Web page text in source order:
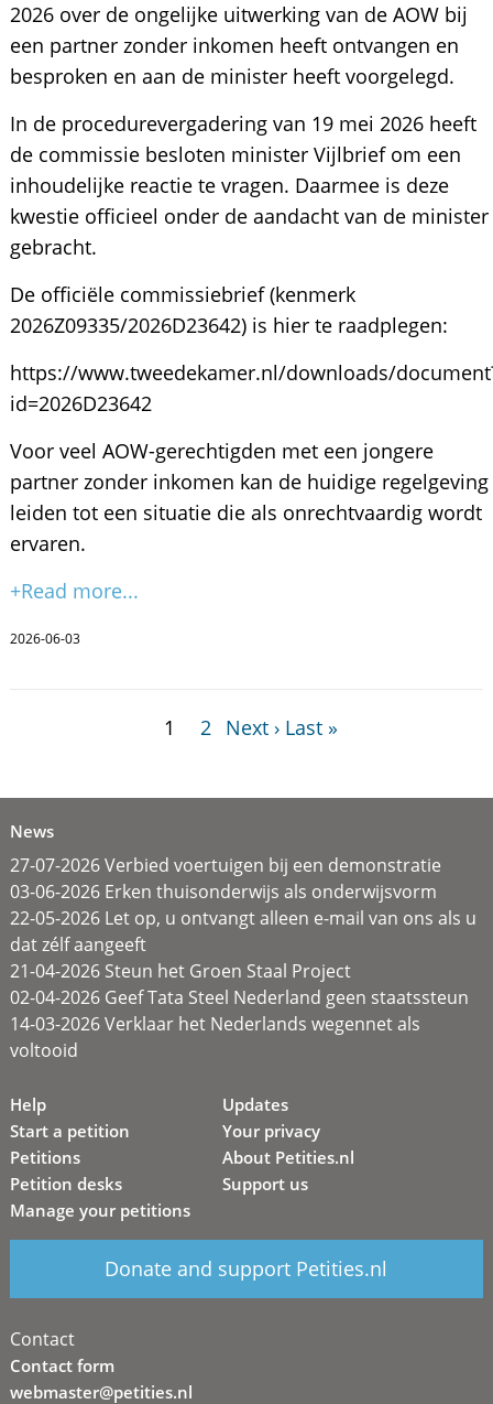
2026 over de ongelijke uitwerking van de AOW bij
een partner zonder inkomen heeft ontvangen en
besproken en aan de minister heeft voorgelegd.
In de procedurevergadering van 19 mei 2026 heeft
de commissie besloten minister Vijlbrief om een
inhoudelijke reactie te vragen. Daarmee is deze
kwestie officieel onder de aandacht van de minister
gebracht.
De officiële commissiebrief (kenmerk
2026Z09335/2026D23642) is hier te raadplegen:
https://www.tweedekamer.nl/downloads/
id=2026D23642
Voor veel AOW-gerechtigden met een jongere
partner zonder inkomen kan de huidige regelgeving
leiden tot een situatie die als onrechtvaardig wordt
ervaren.
+Read more...
2026-06-03
1 2 Next › Last »
News
27-07-2026 Verbied voertuigen bij een demonstratie
03-06-2026 Erken thuisonderwijs als onderwijsvorm
22-05-2026 Let op, u ontvangt alleen e-mail van ons als u
dat zélf aangeeft
21-04-2026 Steun het Groen Staal Project
02-04-2026 Geef Tata Steel Nederland geen staatssteun
14-03-2026 Verklaar het Nederlands wegennet als
voltooid
Help
Start a petition
Petitions
Petition desks
Manage your petitions
Updates
Your privacy
About Petities.nl
Support us
Donate and support Petities.nl
Contact
Contact form
webmaster@petities.nl